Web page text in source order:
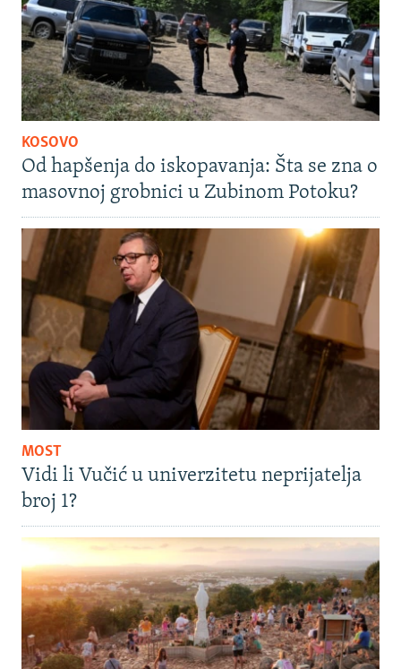
KOSOVO
Od hapšenja do iskopavanja: Šta se zna o
masovnoj grobnici u Zubinom Potoku?
MOST
Vidi li Vučić u univerzitetu neprijatelja
broj 1?